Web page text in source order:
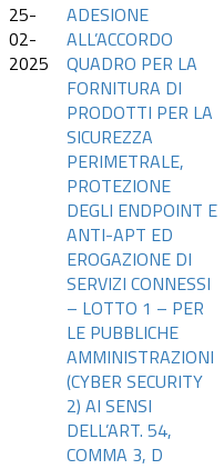
25-
02-
2025
ADESIONE
ALL’ACCORDO
QUADRO PER LA
FORNITURA DI
PRODOTTI PER LA
SICUREZZA
PERIMETRALE,
PROTEZIONE
DEGLI ENDPOINT E
ANTI-APT ED
EROGAZIONE DI
SERVIZI CONNESSI
– LOTTO 1 – PER
LE PUBBLICHE
AMMINISTRAZIONI
(CYBER SECURITY
2) AI SENSI
DELL’ART. 54,
COMMA 3, D